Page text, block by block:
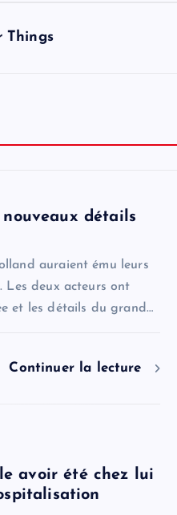
Things
détails
auraient ému leurs
Les deux acteurs ont
et les détails du grand…
Continuer la lecture
avoir été chez lui